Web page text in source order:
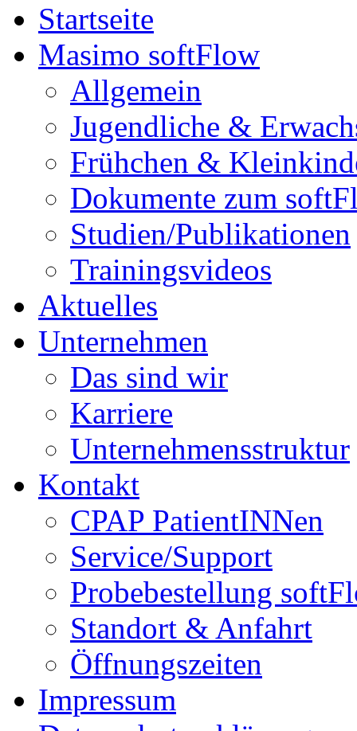
Startseite
Masimo softFlow
Allgemein
Jugendliche &
Frühchen &
Dokumente zum
Studien/Publikationen
Trainingsvideos
Aktuelles
Unternehmen
Das sind wir
Karriere
Unternehmensstruktur
Kontakt
CPAP PatientINNen
Service/Support
Probebestellung
Standort & Anfahrt
Öffnungszeiten
Impressum